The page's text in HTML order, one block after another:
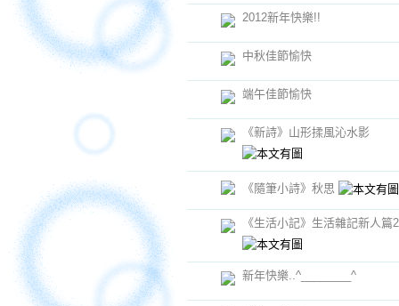
2012新年快樂!!
中秋佳節愉快
端午佳節愉快
《新詩》山形揉風沁水影
《隨筆小詩》秋思
《生活小記》生活雜記新人篇2
新年快樂..^________^